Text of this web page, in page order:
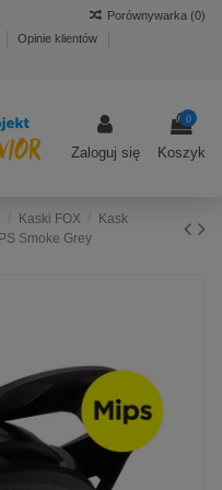
Opinie klientów
Porównywarka (0)
Zaloguj się
0
Koszyk
Kaski FOX
Kask
Smoke Grey